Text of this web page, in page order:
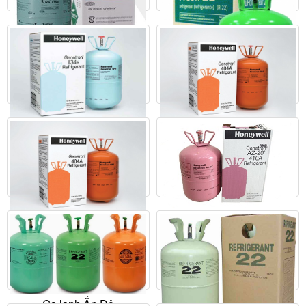
Liên hệ
Mua ngay
Chi tiết
Mua ngay
Chi tiết
Ga lạnh Dupon Suva 134A
Liên hệ
Mua ngay
Chi tiết Ga lạnh Duponttm Freon®
22
Liên hệ
Mua ngay
Chi tiết
Liên hệ
Mua ngay
Chi tiết
Ga lạnh Honeywell R407C
Liên hệ
Mua ngay
Chi tiết
Ga lạnh Honeywell R404A
Liên hệ
Mua ngay
Chi tiết
Ga lạnh Honeywell R410A
Liên hệ
Mua ngay
Chi tiết